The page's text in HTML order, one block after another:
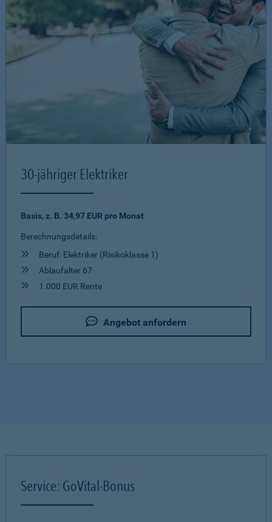
30-jähriger Elektriker
Basis, z. B. 34,97 EUR pro Monat
Berechnungsdetails:
Beruf: Elektriker (Risikoklasse 1)
Ablaufalter 67
1.000 EUR Rente
Angebot anfordern
Service: GoVital-Bonus